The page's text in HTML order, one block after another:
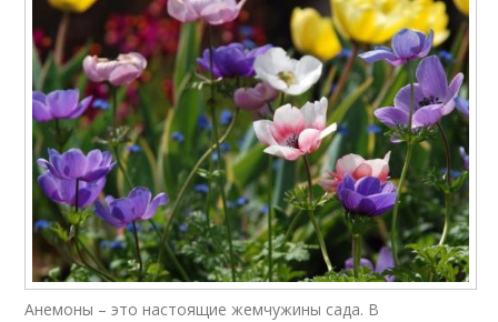
Анемоны – это настоящие жемчужины сада. В